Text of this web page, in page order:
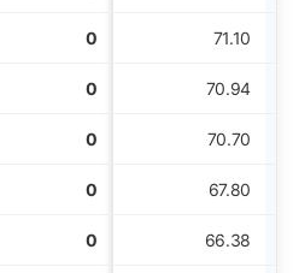
0 71.10
0 70.94
0 70.70
0 67.80
0 66.38